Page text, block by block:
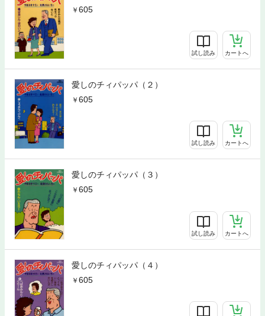
605
試し読み カートへ
愛しのチィパッパ（２）
605
試し読み カートへ
愛しのチィパッパ（３）
605
試し読み カートへ
愛しのチィパッパ（４）
605